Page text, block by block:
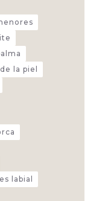
la piel
labial